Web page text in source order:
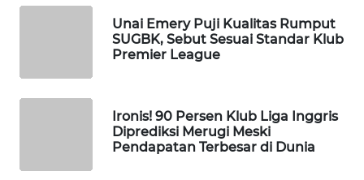
Unai Emery Puji Kualitas Rumput
SUGBK, Sebut Sesuai Standar Klub
Premier League
Ironis! 90 Persen Klub Liga Inggris
Diprediksi Merugi Meski
Pendapatan Terbesar di Dunia
WAHANA
HEALTH